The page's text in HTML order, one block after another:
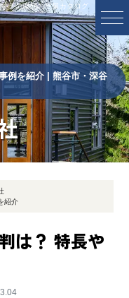
市の理想の平屋カタログ
例を紹介 | 熊谷市・深谷
紹介
は？ 特長や